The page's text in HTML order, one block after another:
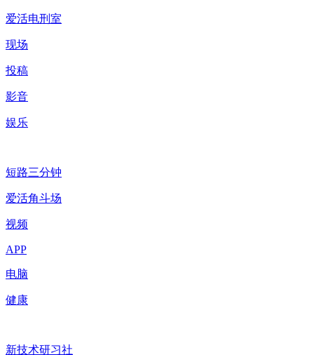
爱活电刑室
现场
投稿
影音
娱乐
短路三分钟
爱活角斗场
视频
APP
电脑
健康
新技术研习社